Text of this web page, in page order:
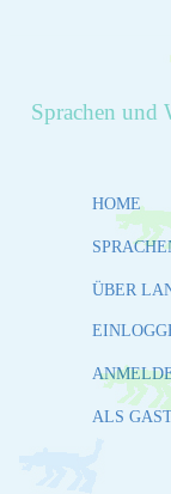
Sprachen und
HOME
ÜBER
ALS